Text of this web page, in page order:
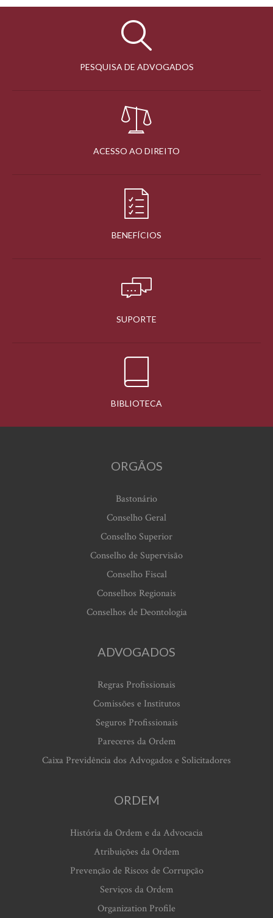
PESQUISA DE ADVOGADOS
ACESSO AO DIREITO
BENEFÍCIOS
SUPORTE
BIBLIOTECA
ORGÃOS
Bastonário
Conselho Geral
Conselho Superior
Conselho de Supervisão
Conselho Fiscal
Conselhos Regionais
Conselhos de Deontologia
ADVOGADOS
Regras Profissionais
Comissões e Institutos
Seguros Profissionais
Pareceres da Ordem
Caixa Previdência dos Advogados e Solicitadores
ORDEM
História da Ordem e da Advocacia
Atribuições da Ordem
Prevenção de Riscos de Corrupção
Serviços da Ordem
Organization Profile